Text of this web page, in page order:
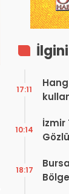
17:11
İzmir
10:14
18:17